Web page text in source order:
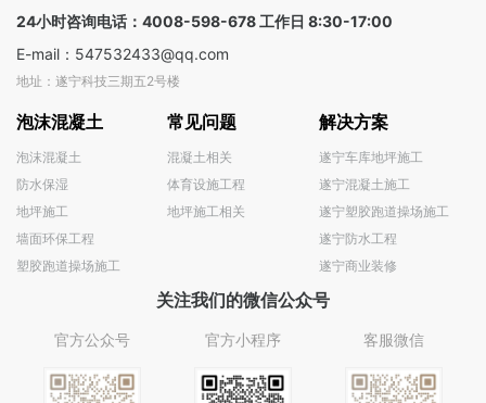
24小时咨询电话：4008-598-678 工作日 8:30-17:00
E-mail：547532433@qq.com
地址：遂宁科技三期五2号楼
泡沫混凝土
泡沫混凝土
防水保湿
地坪施工
墙面环保工程
塑胶跑道操场施工
常见问题
混凝土相关
体育设施工程
地坪施工相关
解决方案
遂宁车库地坪施工
遂宁混凝土施工
遂宁塑胶跑道操场施工
遂宁防水工程
遂宁商业装修
关注我们的微信公众号
官方公众号 官方小程序 客服微信